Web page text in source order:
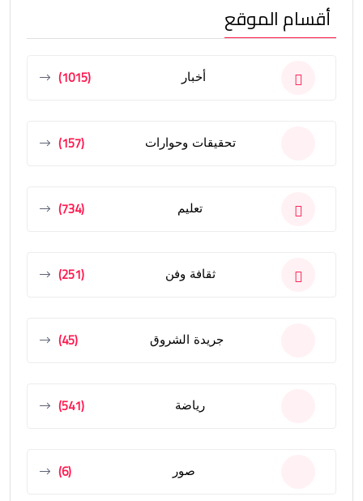
أقسام الموقع
أخبار (1015)
تحقيقات وحوارات (157)
تعليم (734)
ثقافة وفن (251)
جريدة الشروق (45)
رياضة (541)
صور (6)